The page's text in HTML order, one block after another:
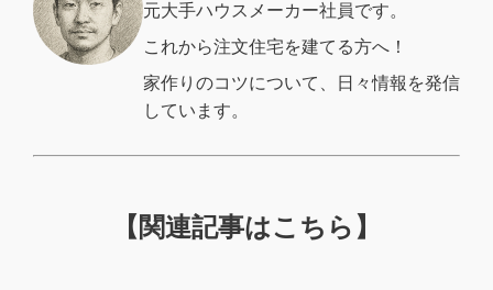
元大手ハウスメーカー社員です。
これから注文住宅を建てる方へ！
家作りのコツについて、日々情報を発信
しています。
【関連記事はこちら】